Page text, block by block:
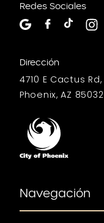
Redes Sociales
Dirección
4710 E Cactus Rd,
Phoenix, AZ 85032
Navegación